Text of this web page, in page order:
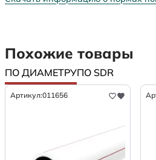
Похожие товары
ПО ДИАМЕТРУПО SDR
Артикул:011656